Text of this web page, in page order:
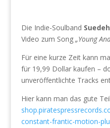
Die Indie-Soulband
Video zum Song „Young
Für eine kurze Zeit kann
für 19,99 Dollar kaufen –
unveröffentlichte Tracks
Hier kann man das gute
constant-frantic-motion-